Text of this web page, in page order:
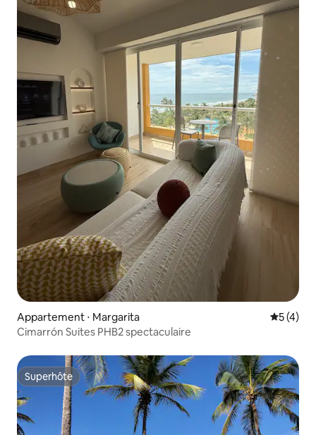
Appartement ⋅ Margarita
5 (4)
Cimarrón Suites PHB2 spectaculaire
Superhôte
Superhôte